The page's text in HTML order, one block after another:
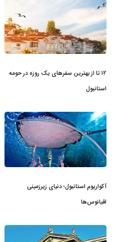
۱۲ تا از بهترین سفرهای یک روزه در حومه
استانبول
آکواریوم استانبول؛ دنیای زیرزمینی
اقیانوس‌ها